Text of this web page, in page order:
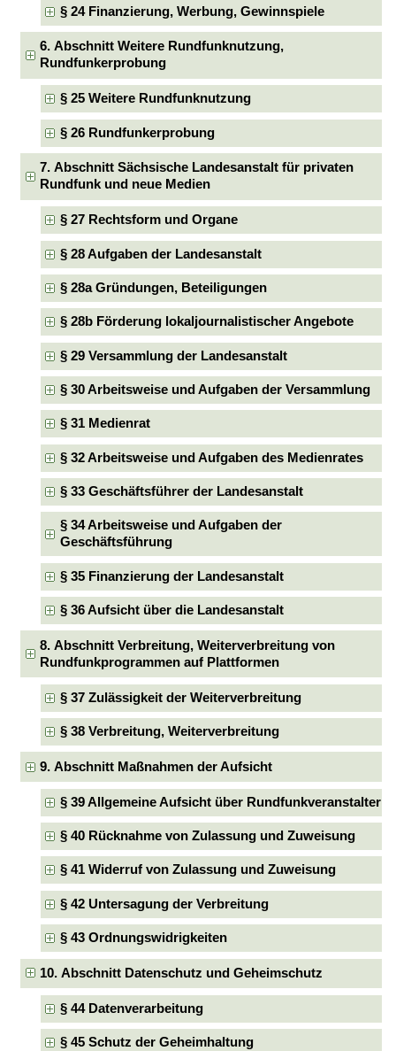
§ 24 Finanzierung, Werbung, Gewinnspiele
6. Abschnitt Weitere Rundfunknutzung,
Rundfunkerprobung
§ 25 Weitere Rundfunknutzung
§ 26 Rundfunkerprobung
7. Abschnitt Sächsische Landesanstalt für privaten
Rundfunk und neue Medien
§ 27 Rechtsform und Organe
§ 28 Aufgaben der Landesanstalt
§ 28a Gründungen, Beteiligungen
§ 28b Förderung lokaljournalistischer Angebote
§ 29 Versammlung der Landesanstalt
§ 30 Arbeitsweise und Aufgaben der Versammlung
§ 31 Medienrat
§ 32 Arbeitsweise und Aufgaben des Medienrates
§ 33 Geschäftsführer der Landesanstalt
§ 34 Arbeitsweise und Aufgaben der
Geschäftsführung
§ 35 Finanzierung der Landesanstalt
§ 36 Aufsicht über die Landesanstalt
8. Abschnitt Verbreitung, Weiterverbreitung von
Rundfunkprogrammen auf Plattformen
§ 37 Zulässigkeit der Weiterverbreitung
§ 38 Verbreitung, Weiterverbreitung
9. Abschnitt Maßnahmen der Aufsicht
§ 39 Allgemeine Aufsicht über Rundfunkveranstalter
§ 40 Rücknahme von Zulassung und Zuweisung
§ 41 Widerruf von Zulassung und Zuweisung
§ 42 Untersagung der Verbreitung
§ 43 Ordnungswidrigkeiten
10. Abschnitt Datenschutz und Geheimschutz
§ 44 Datenverarbeitung
§ 45 Schutz der Geheimhaltung